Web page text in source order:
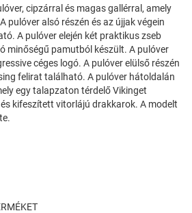
cipzárral és magas gallérral, amely
pulóver alsó részén és az újjak végein
A pulóver elején két praktikus zseb
minőségű pamutból készült. A pulóver
céges logó. A pulóver elülső részén
felirat található. A pulóver hátoldalán
egy talapzaton térdelő Vikinget
kifeszített vitorlájú drakkarok. A modelt